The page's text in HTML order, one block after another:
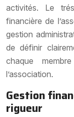
activités. Le
financière de
gestion
de définir
chaque
l’association.
Gestion
rigueur